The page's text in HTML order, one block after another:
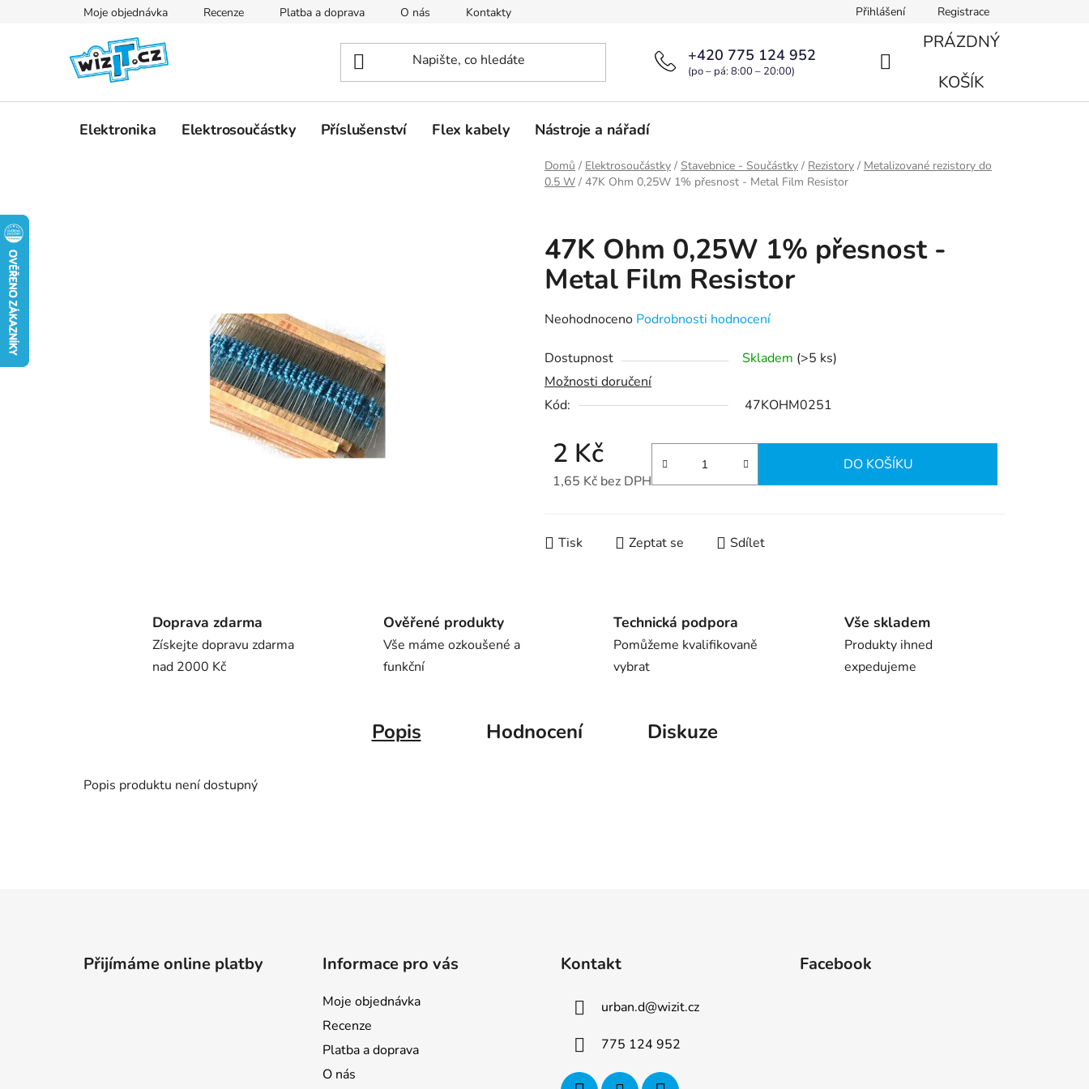
Moje objednávka Recenze Platba a doprava O nás Kontakty Přihlášení Registrace
+420 775 124 952
(po – pá: 8:00 – 20:00)
NÁKUPNÍ
PRÁZDNÝ
KOŠÍK
Elektronika Elektrosoučástky Příslušenství Flex kabely Nástroje a nářadí
Domů / Elektrosoučástky / Stavebnice - Součástky / Rezistory / Metalizované rezistory do
0.5 W / 47K Ohm 0,25W 1% přesnost - Metal Film Resistor
47K Ohm 0,25W 1% přesnost -
Metal Film Resistor
Průměrné
produktu
je
0,0
hvězdiček.
Neohodnoceno Podrobnosti hodnocení
Dostupnost Skladem (>5 ks)
Možnosti doručení
Kód:
47KOHM0251
2 Kč
1,65 Kč bez DPH
DO KOŠÍKU
Tisk Zeptat se Sdílet
Doprava zdarma
Získejte dopravu zdarma
nad 2000 Kč
Ověřené produkty
Vše máme ozkoušené a
funkční
Technická podpora
Pomůžeme kvalifikovaně
vybrat
Vše skladem
Produkty ihned
expedujeme
Popis Hodnocení Diskuze
Popis produktu není dostupný
Přijímáme online platby Informace pro vás
Moje objednávka
Recenze
Platba a doprava
O nás
Kontakt
urban.d@wizit.cz
775 124 952
Facebook